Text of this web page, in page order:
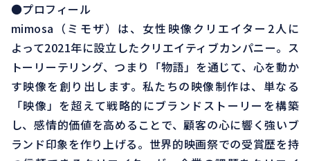
●プロフィール
mimosa（ミモザ）は、女性映像クリエイター2人に
よって2021年に設立したクリエイティブカンパニー。ス
トーリーテリング、つまり「物語」を通じて、心を動か
す映像を創り出します。私たちの映像制作は、単なる
「映像」を超えて戦略的にブランドストーリーを構築
し、感情的価値を高めることで、顧客の心に響く強いブ
ランド印象を作り上げる。世界的映画祭での受賞歴を持